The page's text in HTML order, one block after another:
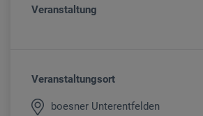
Veranstaltung
Veranstaltungsort
boesner Unterentfelden